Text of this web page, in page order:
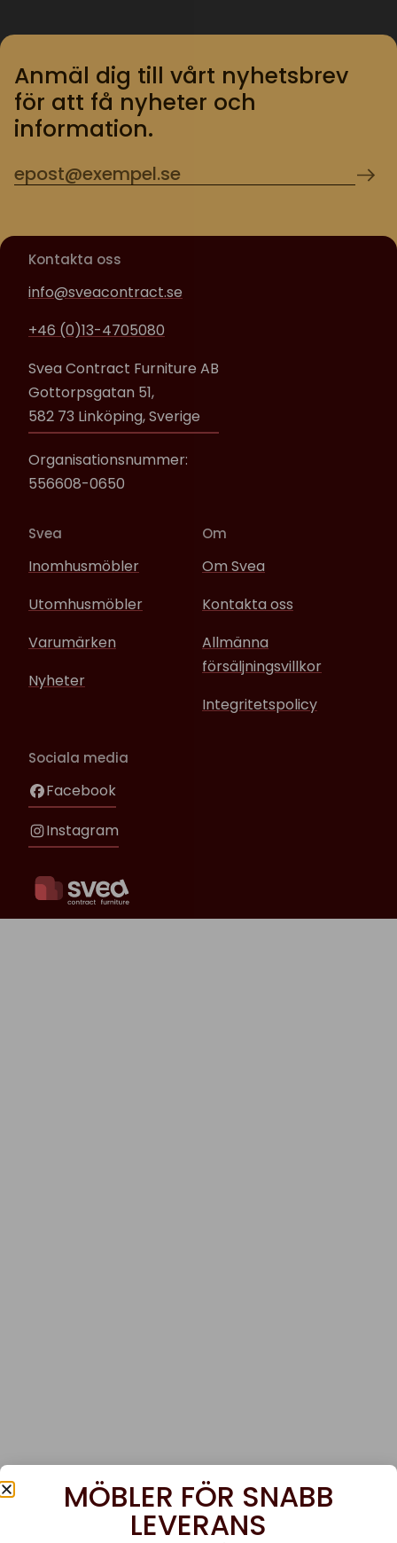
Anmäl dig till vårt nyhetsbrev
för att få nyheter och
information.
Kontakta oss
info@sveacontract.se
+46 (0)13-4705080
Svea Contract Furniture AB
Gottorpsgatan 51,
582 73 Linköping, Sverige
Organisationsnummer:
556608-0650
Svea
Inomhusmöbler
Utomhusmöbler
Varumärken
Nyheter
Om
Om Svea
Kontakta oss
Allmänna
försäljningsvillkor
Integritetspolicy
Sociala media
Facebook
Instagram
MÖBLER FÖR SNABB
LEVERANS